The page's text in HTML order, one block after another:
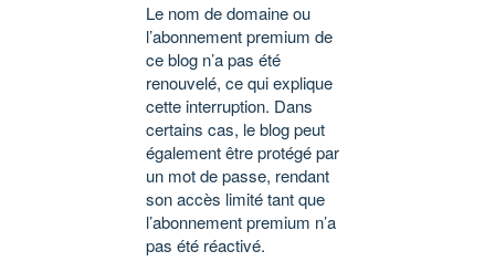
Le nom de domaine ou
l’abonnement premium de
ce blog n’a pas été
renouvelé, ce qui explique
cette interruption. Dans
certains cas, le blog peut
également être protégé par
un mot de passe, rendant
son accès limité tant que
l’abonnement premium n’a
pas été réactivé.